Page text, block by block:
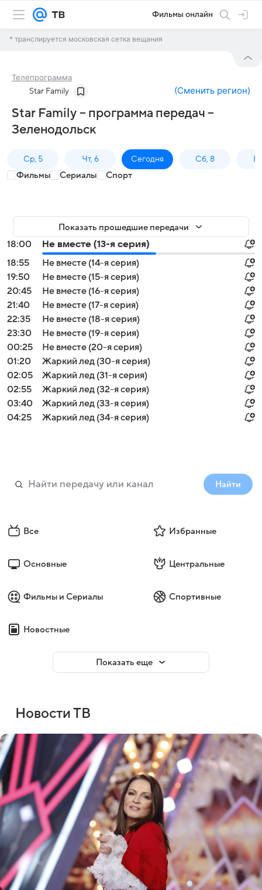
Фильмы онлайн
* транслируется московская сетка вещания
Телепрограмма
Star Family (Сменить регион)
Star Family – программа передач –
Зеленодольск
Ср, 5 Чт, 6 Сегодня Сб, 8
Фильмы Сериалы Спорт
Показать прошедшие передачи
18:00
Не вместе (13-я серия)
18:55
Не вместе (14-я серия)
19:50
Не вместе (15-я серия)
20:45
Не вместе (16-я серия)
21:40
Не вместе (17-я серия)
22:35
Не вместе (18-я серия)
23:30
Не вместе (19-я серия)
00:25
Не вместе (20-я серия)
01:20
Жаркий лед (30-я серия)
02:05
Жаркий лед (31-я серия)
02:55
Жаркий лед (32-я серия)
03:40
Жаркий лед (33-я серия)
04:25
Жаркий лед (34-я серия)
Найти
Все Избранные
Основные Центральные
Фильмы и Сериалы Спортивные
Новостные
Показать еще
Новости ТВ